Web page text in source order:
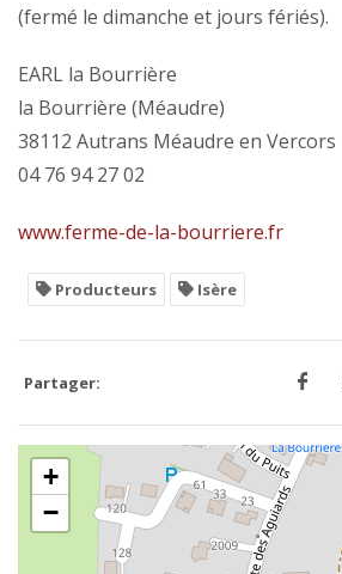
(fermé le dimanche et jours fériés).
EARL la Bourrière
la Bourrière (Méaudre)
38112 Autrans Méaudre en Vercors
04 76 94 27 02
www.ferme-de-la-bourriere.fr
Producteurs Isère
Partager:
+
−